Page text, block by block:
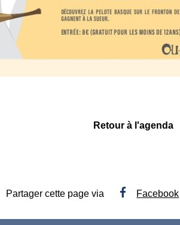
Retour à l'agenda
Partager cette page via Facebook